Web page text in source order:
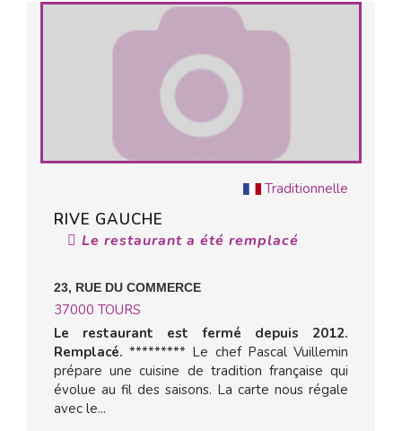
Traditionnelle
RIVE GAUCHE
Le restaurant a été remplacé
23, RUE DU COMMERCE
37000 TOURS
Le restaurant est fermé depuis 2012.
Remplacé. ********* Le chef Pascal Vuillemin
prépare une cuisine de tradition française qui
évolue au fil des saisons. La carte nous régale
avec le...